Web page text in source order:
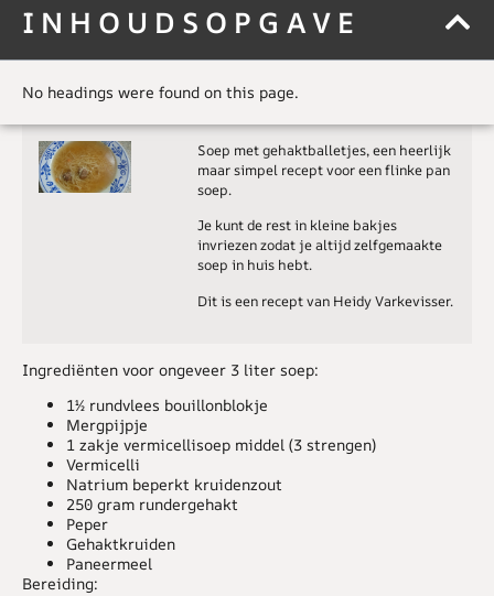
INHOUDSOPGAVE
No headings were found on this page.
Soep met gehaktballetjes, een heerlijk
maar simpel recept voor een flinke pan
soep.
Je kunt de rest in kleine bakjes
invriezen zodat je altijd zelfgemaakte
soep in huis hebt.
Dit is een recept van Heidy Varkevisser.
Ingrediënten voor ongeveer 3 liter soep:
1½ rundvlees bouillonblokje
Mergpijpje
1 zakje vermicellisoep middel (3 strengen)
Vermicelli
Natrium beperkt kruidenzout
250 gram rundergehakt
Peper
Gehaktkruiden
Paneermeel
Bereiding: